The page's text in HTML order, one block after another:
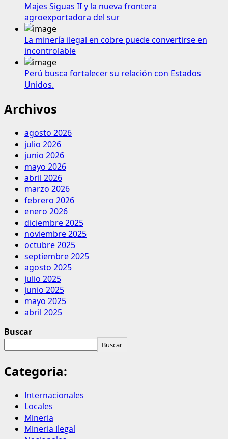
Majes Siguas II y la nueva frontera
agroexportadora del sur
La minería ilegal en cobre puede convertirse en
incontrolable
Perú busca fortalecer su relación con Estados
Unidos.
Archivos
agosto 2026
julio 2026
junio 2026
mayo 2026
abril 2026
marzo 2026
febrero 2026
enero 2026
diciembre 2025
noviembre 2025
octubre 2025
septiembre 2025
agosto 2025
julio 2025
junio 2025
mayo 2025
abril 2025
Buscar
Buscar
Categoria:
Internacionales
Locales
Mineria
Mineria Ilegal